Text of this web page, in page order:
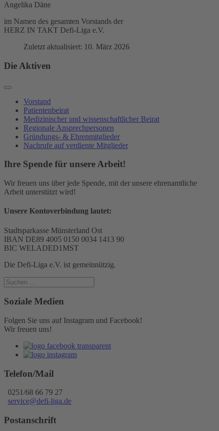
Angelika Däne
im Namen des gesamten Vorstands der
HERZ IN TAKT Defi-Liga e.V.
Zuletzt aktualisiert: 10. März 2026
Die Aktiven
Vorstand
Patientenbeirat
Medizinischer und wissenschaftlicher Beirat
Regionale Ansprechpersonen
Gründungs- & Ehrenmitglieder
Nachrufe auf verdiente Mitglieder
Ihre Spende für unsere Arbeit!
Wir freuen uns über jede Spende, mit der unsere ehrenamtliche
Arbeit unterstützt wird!
Unsere Kontoverbindung lautet:
Stadtsparkasse Münsterland Ost
IBAN DE89 4005 0150 0034 1413 90
BIC WELADED1MST
Die Defi-Liga e.V. ist gemeinnützig.
Soziale Medien
Folgen Sie uns auf Instagram und Facebook!
Wir freuen uns!
Telefon/Mail
0251/68 66 79 27
service@defi-liga.de
Postanschrift